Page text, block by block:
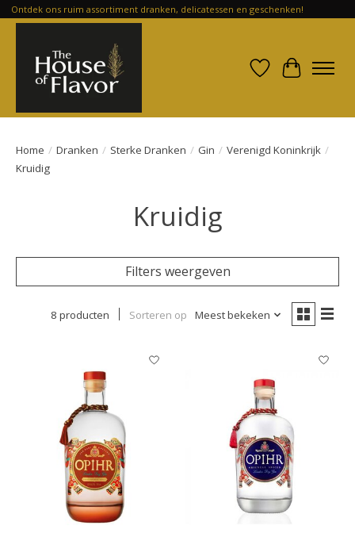
Ontdek ons ruim assortiment dranken, delicatessen en geschenken!
Verlanglijst
Home / Dranken / Sterke Dranken / Gin / Verenigd Koninkrijk /
Kruidig
Kruidig
Filters weergeven
8 producten Sorteren op Meest bekeken